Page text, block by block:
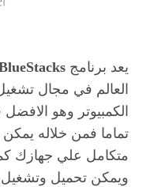
يعد برنامج
العالم في مجال
الكمبيوتر وهو
تماما فمن خلاله
متكامل علي جهازك
ويمكن تحميل وتشغيل